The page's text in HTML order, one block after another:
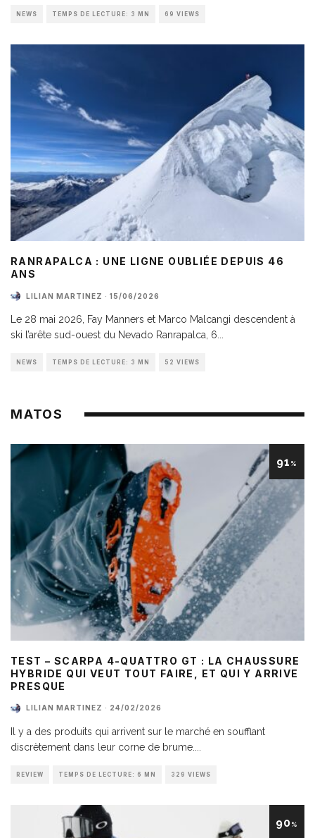
NEWS TEMPS DE LECTURE: 3 MN 69 VIEWS
RANRAPALCA : UNE LIGNE OUBLIÉE DEPUIS 46
ANS
LILIAN MARTINEZ · 15/06/2026
Le 28 mai 2026, Fay Manners et Marco Malcangi descendent à
ski l’arête sud-ouest du Nevado Ranrapalca, 6
NEWS TEMPS DE LECTURE: 3 MN 52 VIEWS
MATOS
91 %
TEST – SCARPA 4-QUATTRO GT : LA CHAUSSURE
HYBRIDE QUI VEUT TOUT FAIRE, ET QUI Y ARRIVE
PRESQUE
LILIAN MARTINEZ · 24/02/2026
Il y a des produits qui arrivent sur le marché en soufflant
discrètement dans leur corne de brume.
REVIEW TEMPS DE LECTURE: 6 MN 329 VIEWS
90%